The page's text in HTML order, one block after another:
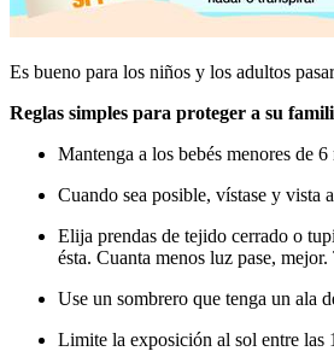
​​Es bueno para los niños y los adultos
Reglas simples para proteger a su
Mantenga a los bebés menores de
Cuando sea posible, vístase y vista
Elija prendas de tejido cerrado o
ésta. Cuanta menos luz pase,
Use un sombrero que tenga un ala
Limite la exposición al sol entre las